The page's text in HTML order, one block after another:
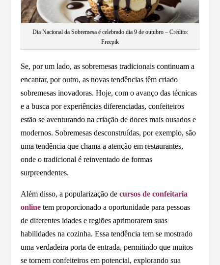
Dia Nacional da Sobremesa é celebrado dia 9 de outubro – Crédito:
Freepik
Se, por um lado, as sobremesas tradicionais continuam a
encantar, por outro, as novas tendências têm criado
sobremesas inovadoras. Hoje, com o avanço das técnicas
e a busca por experiências diferenciadas, confeiteiros
estão se aventurando na criação de doces mais ousados e
modernos. Sobremesas desconstruídas, por exemplo, são
uma tendência que chama a atenção em restaurantes,
onde o tradicional é reinventado de formas
surpreendentes.
Além disso, a popularização decursos de confeitaria
online tem proporcionado a oportunidade para pessoas
de diferentes idades e regiões aprimorarem suas
habilidades na cozinha. Essa tendência tem se mostrado
uma verdadeira porta de entrada, permitindo que muitos
se tornem confeiteiros em potencial, explorando sua